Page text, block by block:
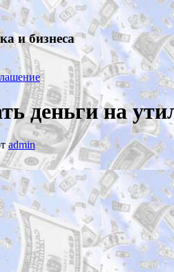
и бизнеса
деньги на
admin